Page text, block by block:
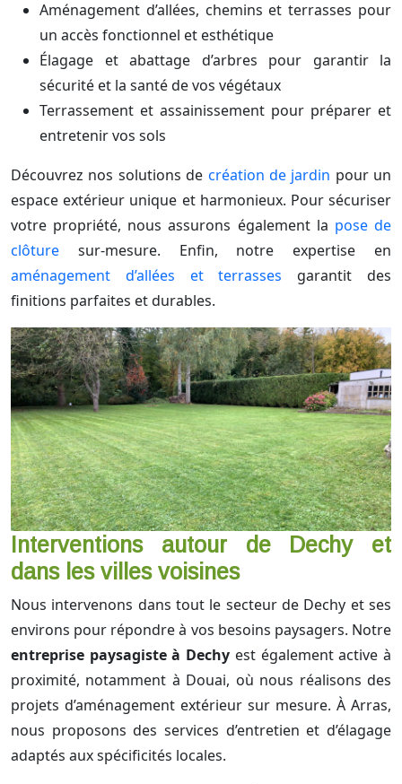
Aménagement d’allées, chemins et terrasses pour
un accès fonctionnel et esthétique
Élagage et abattage d’arbres pour garantir la
sécurité et la santé de vos végétaux
Terrassement et assainissement pour préparer et
entretenir vos sols
Découvrez nos solutions de création de jardin pour un
espace extérieur unique et harmonieux. Pour sécuriser
votre propriété, nous assurons également la pose de
clôture sur-mesure. Enfin, notre expertise en
aménagement d’allées et terrasses garantit des
finitions parfaites et durables.
Interventions autour de Dechy et
dans les villes voisines
Nous intervenons dans tout le secteur de Dechy et ses
environs pour répondre à vos besoins paysagers. Notre
entreprise paysagiste à Dechy est également active à
proximité, notamment à Douai, où nous réalisons des
projets d’aménagement extérieur sur mesure. À Arras,
nous proposons des services d’entretien et d’élagage
adaptés aux spécificités locales.